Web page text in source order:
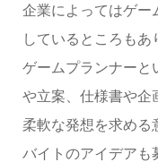
企業によってはゲー
しているところもあ
ゲームプランナーと
や立案、仕様書や企
柔軟な発想を求める
バイトのアイデアも